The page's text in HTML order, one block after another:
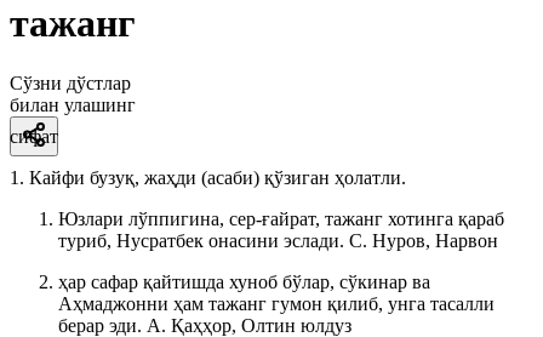
тажанг
Сўзни дўстлар
билан улашинг
сифат
1. Кайфи бузуқ, жаҳди (асаби) қўзиган ҳолатли.
Юзлари лўппигина, сер-ғайрат, тажанг хотинга қараб
туриб, Нусратбек онасини эслади. С. Нуров, Нарвон
ҳар сафар қайтишда хуноб бўлар, сўкинар ва
Аҳмаджонни ҳам тажанг гумон қилиб, унга тасалли
берар эди. А. Қаҳҳор, Олтин юлдуз